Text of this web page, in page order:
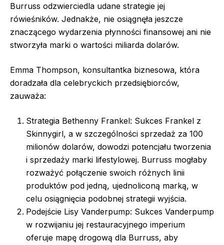
Burruss odzwierciedla udane strategie jej
rówieśników. Jednakże, nie osiągnęła jeszcze
znaczącego wydarzenia płynności finansowej ani nie
stworzyła marki o wartości miliarda dolarów.
Emma Thompson, konsultantka biznesowa, która
doradzała dla celebryckich przedsiębiorców,
zauważa:
Strategia Bethenny Frankel: Sukces Frankel z
Skinnygirl, a w szczególności sprzedaż za 100
milionów dolarów, dowodzi potencjału tworzenia
i sprzedaży marki lifestylowej. Burruss mogłaby
rozważyć połączenie swoich różnych linii
produktów pod jedną, ujednoliconą marką, w
celu osiągnięcia podobnej strategii wyjścia.
Podejście Lisy Vanderpump: Sukces Vanderpump
w rozwijaniu jej restauracyjnego imperium
oferuje mapę drogową dla Burruss, aby